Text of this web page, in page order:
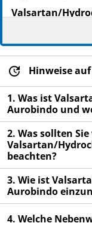
Valsartan/
mg/25 mg
Valsartan/
Lesen Sie die
Arzneimittels
Informationen.
Heben Sie
möchten Sie
Wenn Sie
an Ihren
Dieses
Es kann
Hinweise
1. Was ist
Aurobindo und
2. Was sollten
Valsartan/
beachten?
3. Wie ist
Aurobindo
4. Welche